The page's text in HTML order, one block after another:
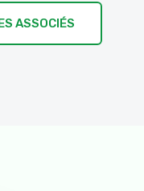
ASSOCIÉS